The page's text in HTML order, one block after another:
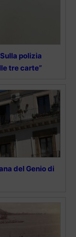
polizia
tre carte”
del Genio di